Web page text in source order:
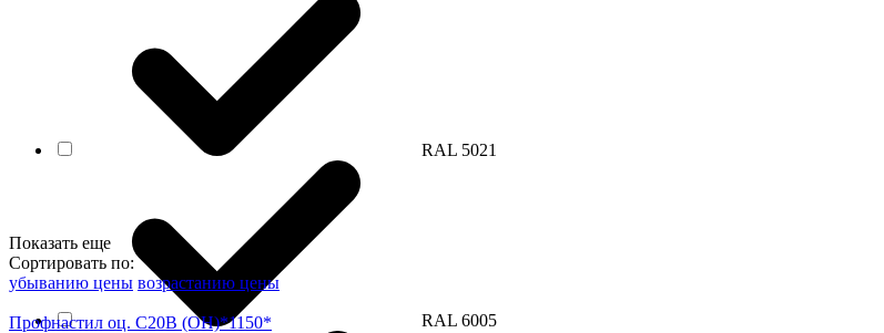
RAL 5021
RAL 6005
Показать еще
Сортировать по:
убыванию цены возрастанию цены
Профнастил оц. С20В (ОН)*1150*